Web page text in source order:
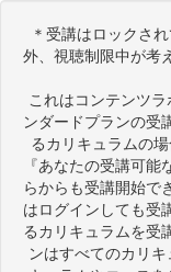
＊受講はロックさ
外、視聴制限中が考
これはコンテンツ
ンダードプランの受
るカリキュラムの
『あなたの受講可
らからも受講開始で
はログインしても受
るカリキュラムを受
ンはすべてのカリ